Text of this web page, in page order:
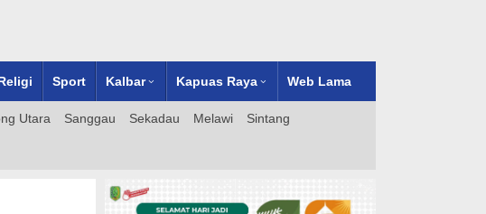
Sport Kalbar Kapuas Raya Web Lama
Utara Sanggau Sekadau Melawi Sintang